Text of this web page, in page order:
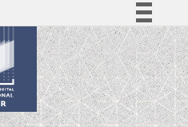
Simplifique!
Comunica BR
Participe
Acesso à informação